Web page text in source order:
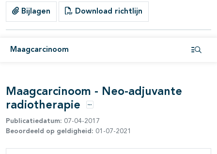
Bijlagen Download richtlijn
Maagcarcinoom
open- en dichtklappen
open- en dichtklappen
open- en dichtklappen
Maagcarcinoom - Neo-adjuvante
radiotherapie
Opties
Publicatiedatum: 07-04-2017
Beoordeeld op geldigheid: 01-07-2021